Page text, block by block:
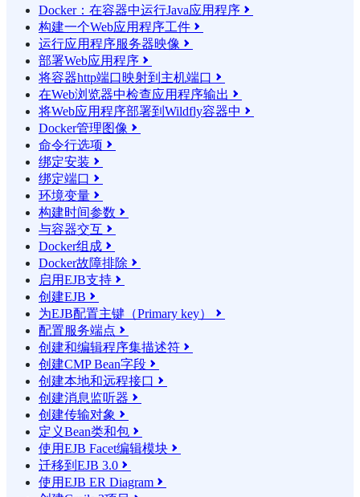
Docker：在容器中运行Java应用程序 
构建一个Web应用程序工件 
运行应用程序服务器映像 
部署Web应用程序 
将容器http端口映射到主机端口 
在Web浏览器中检查应用程序输出 
将Web应用程序部署到Wildfly容器中 
Docker管理图像 
命令行选项 
绑定安装 
绑定端口 
环境变量 
构建时间参数 
与容器交互 
Docker组成 
Docker故障排除 
启用EJB支持 
创建EJB 
为EJB配置主键（Primary key） 
配置服务端点 
创建和编辑程序集描述符 
创建CMP Bean字段 
创建本地和远程接口 
创建消息监听器 
创建传输对象 
定义Bean类和包 
使用EJB Facet编辑模块 
迁移到EJB 3.0 
使用EJB ER Diagram 